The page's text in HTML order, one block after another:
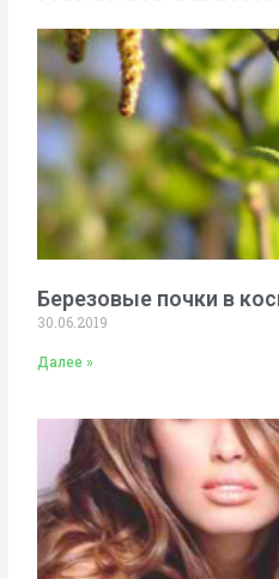
Березовые почки в
30.06.2019
Далее »